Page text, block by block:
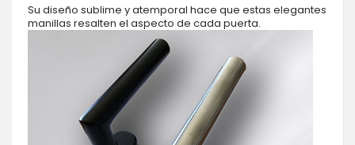
Su diseño sublime y atemporal hace que estas elegantes
manillas resalten el aspecto de cada puerta.